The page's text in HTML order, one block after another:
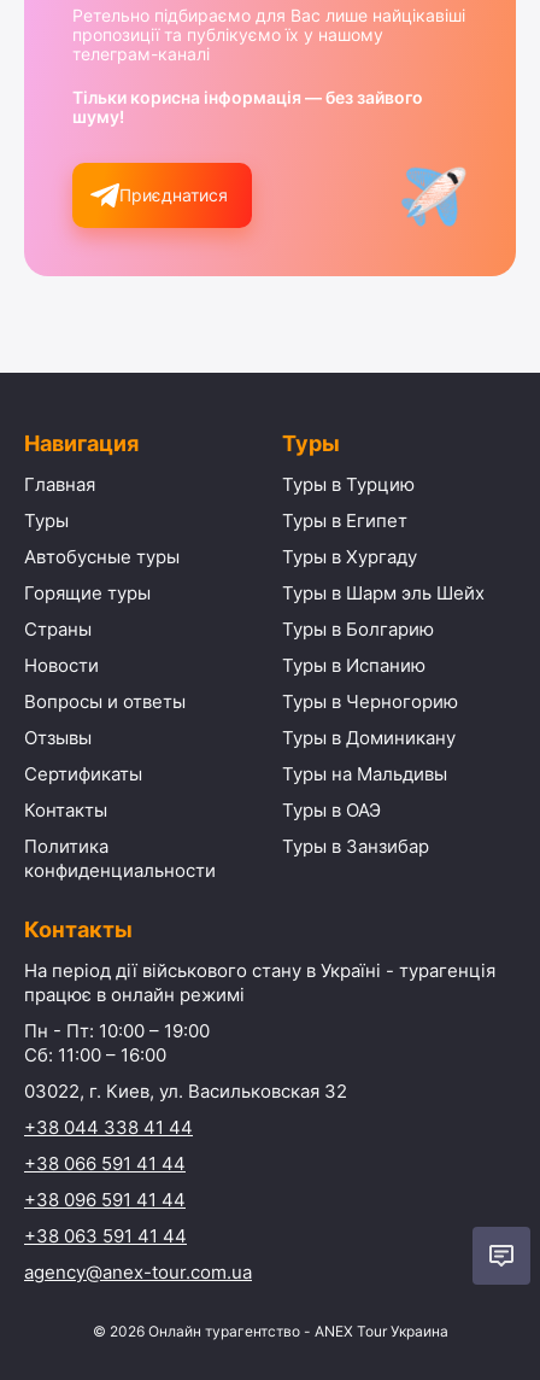
Ретельно підбираємо для Вас лише найцікавіші
пропозиції та публікуємо їх у нашому
телеграм-каналі
Тільки корисна інформація — без зайвого
шуму!
Приєднатися
Навигация
Главная
Туры
Автобусные туры
Горящие туры
Страны
Новости
Вопросы и ответы
Отзывы
Сертификаты
Контакты
Политика
конфиденциальности
Туры
Туры в Турцию
Туры в Египет
Туры в Хургаду
Туры в Шарм эль Шейх
Туры в Болгарию
Туры в Испанию
Туры в Черногорию
Туры в Доминикану
Туры на Мальдивы
Туры в ОАЭ
Туры в Занзибар
Контакты
На період дії військового стану в Україні - турагенція
працює в онлайн режимі
Пн - Пт: 10:00 – 19:00
Сб: 11:00 – 16:00
03022, г. Киев, ул. Васильковская 32
+38 044 338 41 44
+38 066 591 41 44
+38 096 591 41 44
+38 063 591 41 44
agency@anex-tour.com.ua
© 2026 Онлайн турагентство - ANEX Tour Украина